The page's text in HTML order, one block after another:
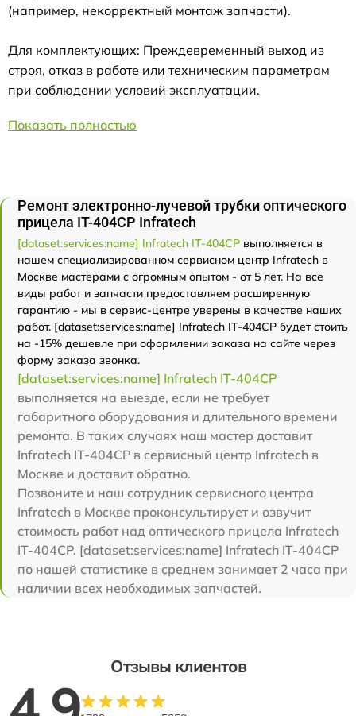
(например, некорректный монтаж запчасти).
Для комплектующих: Преждевременный выход из
строя, отказ в работе или техническим параметрам
при соблюдении условий эксплуатации.
Показать полностью
Ремонт электронно-лучевой трубки оптического
прицела IT-404CP Infratech
[dataset:services:name] Infratech IT-404CP выполняется в
нашем специализированном сервисном центр Infratech в
Москве мастерами с огромным опытом - от 5 лет. На все
виды работ и запчасти предоставляем расширенную
гарантию - мы в сервис-центре уверены в качестве наших
работ. [dataset:services:name] Infratech IT-404CP будет стоить
на -15% дешевле при оформлении заказа на сайте через
форму заказа звонка.
[dataset:services:name] Infratech IT-404CP
выполняется на выезде, если не требует
габаритного оборудования и длительного времени
ремонта. В таких случаях наш мастер доставит
Infratech IT-404CP в сервисный центр Infratech в
Москве и доставит обратно.
Позвоните и наш сотрудник сервисного центра
Infratech в Москве проконсультирует и озвучит
стоимость работ над оптического прицела Infratech
IT-404CP. [dataset:services:name] Infratech IT-404CP
по нашей статистике в среднем занимает 2 часа при
наличии всех необходимых запчастей.
Отзывы клиентов